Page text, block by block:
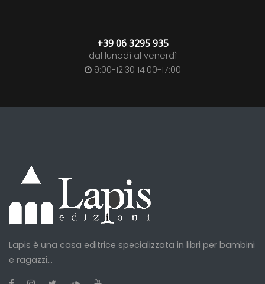
+39 06 3295 935
dal lunedì al venerdì
9:00-12:30 14:00-17:00
Lapis è una casa editrice specializzata in libri per bambini
e ragazzi...